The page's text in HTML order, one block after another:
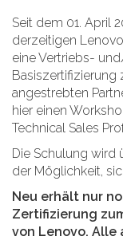
Seit dem 01. April
derzeitigen
eine Vertriebs-
Basiszertifizierung
angestrebten
hier einen
Technical Sales
Die Schulung wird
der Möglichkeit,
Neu erhält nur
Zertifizierung
von Lenovo. Alle